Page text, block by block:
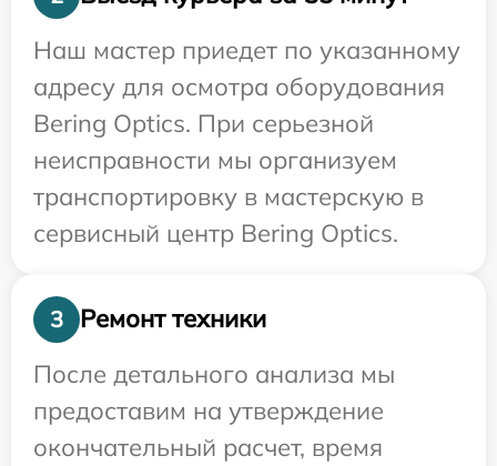
Наш мастер приедет по указанному
адресу для осмотра оборудования
Bering Optics. При серьезной
неисправности мы организуем
транспортировку в мастерскую в
сервисный центр Bering Optics.
3
Ремонт техники
После детального анализа мы
предоставим на утверждение
окончательный расчет, время